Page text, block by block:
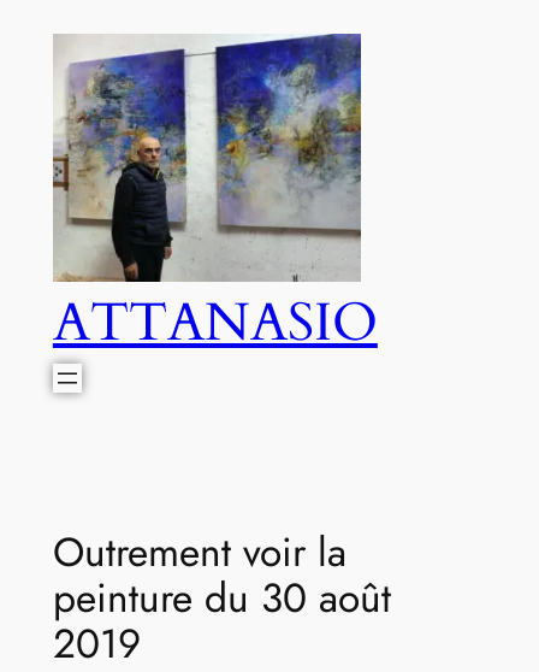
ATTANASIO
Outrement voir la
peinture du 30 août
2019